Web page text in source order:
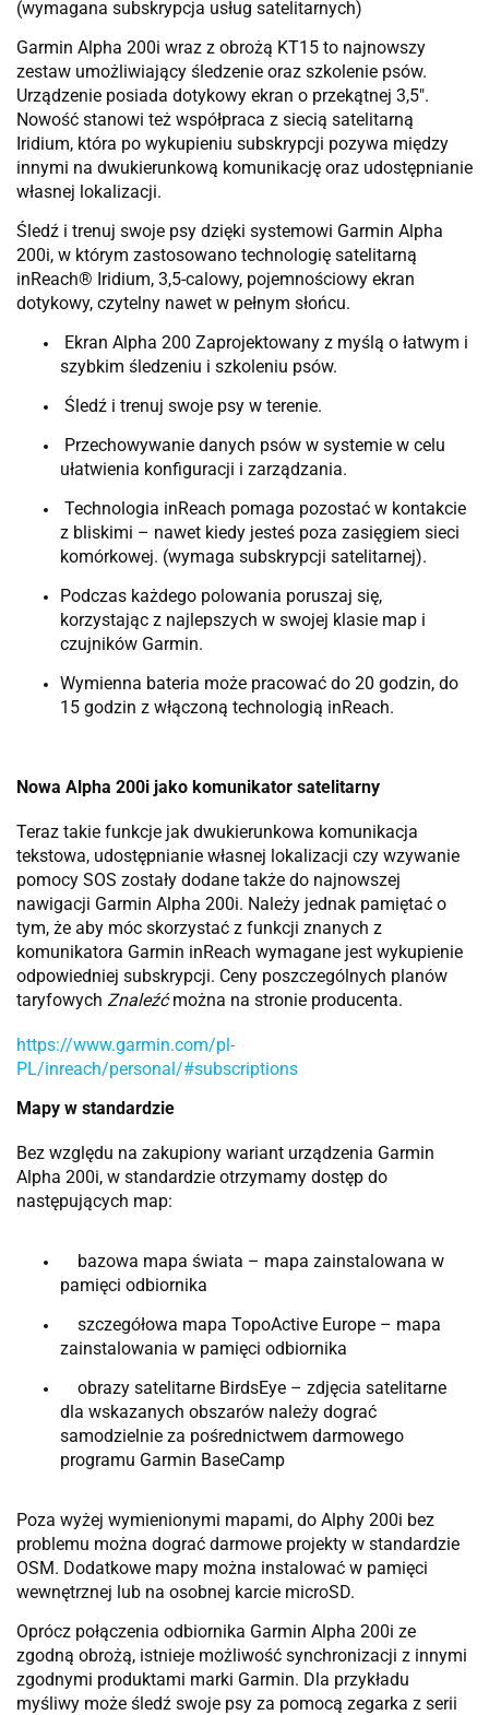
(wymagana subskrypcja usług satelitarnych)
Garmin Alpha 200i wraz z obrożą KT15 to najnowszy
zestaw umożliwiający śledzenie oraz szkolenie psów.
Urządzenie posiada dotykowy ekran o przekątnej 3,5".
Nowość stanowi też współpraca z siecią satelitarną
Iridium, która po wykupieniu subskrypcji pozywa między
innymi na dwukierunkową komunikację oraz udostępnianie
własnej lokalizacji.
Śledź i trenuj swoje psy dzięki systemowi Garmin Alpha
200i, w którym zastosowano technologię satelitarną
inReach® Iridium, 3,5-calowy, pojemnościowy ekran
dotykowy, czytelny nawet w pełnym słońcu.
Ekran Alpha 200 Zaprojektowany z myślą o łatwym i
szybkim śledzeniu i szkoleniu psów.
Śledź i trenuj swoje psy w terenie.
Przechowywanie danych psów w systemie w celu
ułatwienia konfiguracji i zarządzania.
Technologia inReach pomaga pozostać w kontakcie
z bliskimi – nawet kiedy jesteś poza zasięgiem sieci
komórkowej. (wymaga subskrypcji satelitarnej).
Podczas każdego polowania poruszaj się,
korzystając z najlepszych w swojej klasie map i
czujników Garmin.
Wymienna bateria może pracować do 20 godzin, do
15 godzin z włączoną technologią inReach.
Nowa Alpha 200i jako komunikator satelitarny
Teraz takie funkcje jak dwukierunkowa komunikacja
tekstowa, udostępnianie własnej lokalizacji czy wzywanie
pomocy SOS zostały dodane także do najnowszej
nawigacji Garmin Alpha 200i. Należy jednak pamiętać o
tym, że aby móc skorzystać z funkcji znanych z
komunikatora Garmin inReach wymagane jest wykupienie
odpowiedniej subskrypcji. Ceny poszczególnych planów
taryfowych Znaleźćmożna na stronie producenta.
https://www.garmin.com/pl-
PL/inreach/personal/#subscriptions
Mapy w standardzie
Bez względu na zakupiony wariant urządzenia Garmin
Alpha 200i, w standardzie otrzymamy dostęp do
następujących map:
bazowa mapa świata – mapa zainstalowana w
pamięci odbiornika
szczegółowa mapa TopoActive Europe – mapa
zainstalowania w pamięci odbiornika
obrazy satelitarne BirdsEye – zdjęcia satelitarne
dla wskazanych obszarów należy dograć
samodzielnie za pośrednictwem darmowego
programu Garmin BaseCamp
Poza wyżej wymienionymi mapami, do Alphy 200i bez
problemu można dograć darmowe projekty w standardzie
OSM. Dodatkowe mapy można instalować w pamięci
wewnętrznej lub na osobnej karcie microSD.
Oprócz połączenia odbiornika Garmin Alpha 200i ze
zgodną obrożą, istnieje możliwość synchronizacji z innymi
zgodnymi produktami marki Garmin. Dla przykładu
myśliwy może śledź swoje psy za pomocą zegarka z serii